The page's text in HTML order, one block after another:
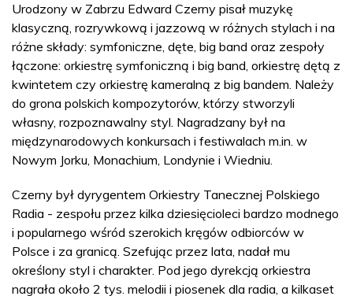
Urodzony w Zabrzu Edward Czerny pisał muzykę
klasyczną, rozrywkową i jazzową w różnych stylach i na
różne składy: symfoniczne, dęte, big band oraz zespoły
łączone: orkiestrę symfoniczną i big band, orkiestrę dętą z
kwintetem czy orkiestrę kameralną z big bandem. Należy
do grona polskich kompozytorów, którzy stworzyli
własny, rozpoznawalny styl. Nagradzany był na
międzynarodowych konkursach i festiwalach m.in. w
Nowym Jorku, Monachium, Londynie i Wiedniu.
Czerny był dyrygentem Orkiestry Tanecznej Polskiego
Radia - zespołu przez kilka dziesięcioleci bardzo modnego
i popularnego wśród szerokich kręgów odbiorców w
Polsce i za granicą. Szefując przez lata, nadał mu
określony styl i charakter. Pod jego dyrekcją orkiestra
nagrała około 2 tys. melodii i piosenek dla radia, a kilkaset